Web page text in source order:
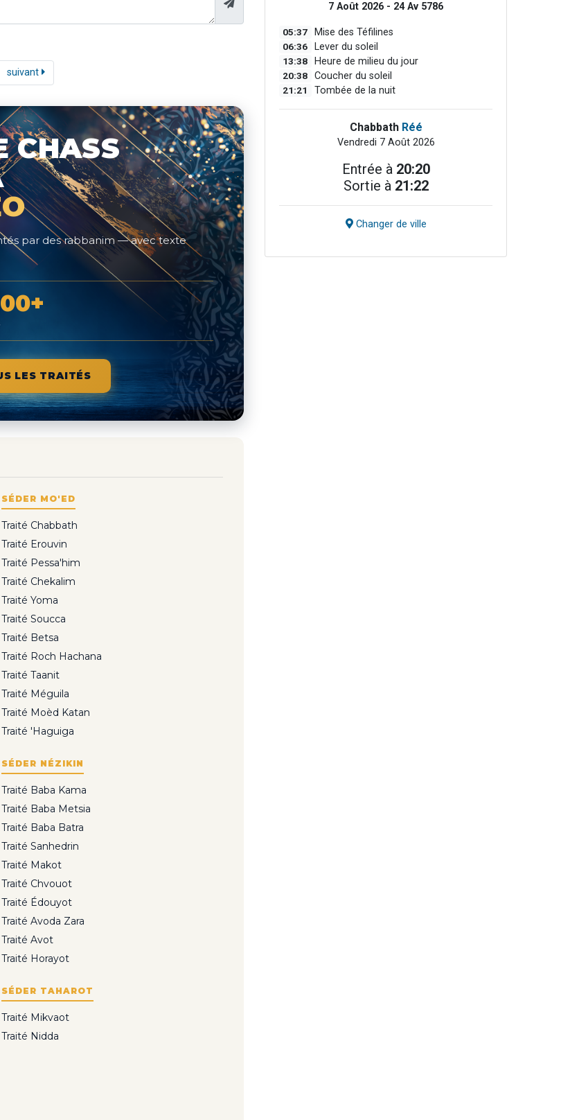
suivant
CHASS
par des rabbanim — avec texte
LES TRAITÉS
SÉDER MO'ED
Traité Chabbath
Traité Erouvin
Traité Pessa'him
Traité Chekalim
Traité Yoma
Traité Soucca
Traité Betsa
Traité Roch Hachana
Traité Taanit
Traité Méguila
Traité Moèd Katan
Traité 'Haguiga
SÉDER NÉZIKIN
Traité Baba Kama
Traité Baba Metsia
Traité Baba Batra
Traité Sanhedrin
Traité Makot
Traité Chvouot
Traité Édouyot
Traité Avoda Zara
Traité Avot
Traité Horayot
SÉDER TAHAROT
Traité Mikvaot
Traité Nidda
7 Août 2026 - 24 Av 5786
05:37 Mise des Téfilines
06:36 Lever du soleil
13:38 Heure de milieu du jour
20:38 Coucher du soleil
21:21 Tombée de la nuit
Chabbath Réé
Vendredi 7 Août 2026
Entrée à 20:20
Sortie à 21:22
Changer de ville